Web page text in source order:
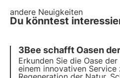
andere Neuigkeiten
Du könntest
3Bee schafft Oasen
Erkunden Sie die Oase
einem innovativen